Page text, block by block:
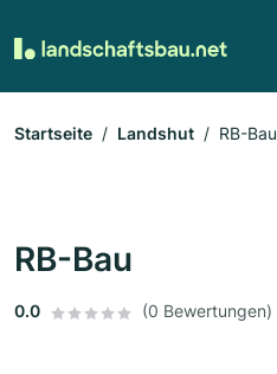
Startseite Landshut RB-Bau
RB-Bau
0.0 (0 Bewertungen)